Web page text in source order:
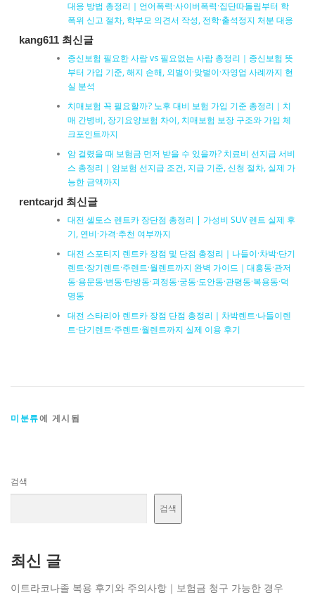
대응 방법 총정리｜언어폭력·사이버폭력·집단따돌림부터 학
폭위 신고 절차, 학부모 의견서 작성, 전학·출석정지 처분 대응
kang611 최신글
종신보험 필요한 사람 vs 필요없는 사람 총정리｜종신보험 뜻
부터 가입 기준, 해지 손해, 외벌이·맞벌이·자영업 사례까지 현
실 분석
치매보험 꼭 필요할까? 노후 대비 보험 가입 기준 총정리｜치
매 간병비, 장기요양보험 차이, 치매보험 보장 구조와 가입 체
크포인트까지
암 걸렸을 때 보험금 먼저 받을 수 있을까? 치료비 선지급 서비
스 총정리｜암보험 선지급 조건, 지급 기준, 신청 절차, 실제 가
능한 금액까지
rentcarjd 최신글
대전 셀토스 렌트카 장단점 총정리 | 가성비 SUV 렌트 실제 후
기, 연비·가격·추천 여부까지
대전 스포티지 렌트카 장점 및 단점 총정리｜나들이·차박·단기
렌트·장기렌트·주렌트·월렌트까지 완벽 가이드｜대흥동·관저
동·용문동·변동·탄방동·괴정동·궁동·도안동·관평동·복용동·덕
명동
대전 스타리아 렌트카 장점 단점 총정리｜차박렌트·나들이렌
트·단기렌트·주렌트·월렌트까지 실제 이용 후기
미분류에 게시됨
검색
검색
최신 글
이트라코나졸 복용 후기와 주의사항｜보험금 청구 가능한 경우